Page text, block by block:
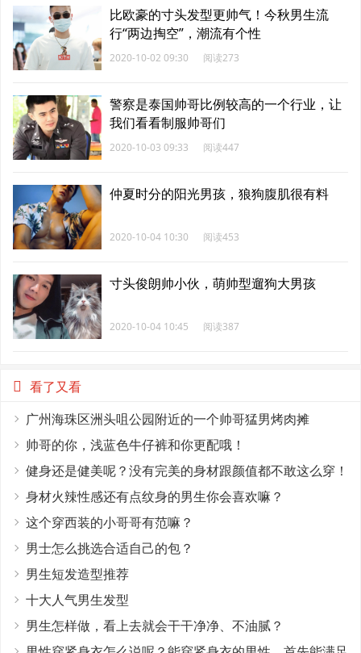
比欧豪的寸头发型更帅气！今秋男生流
行“两边掏空”，潮流有个性
2020-10-02 09:30 阅读273
警察是泰国帅哥比例较高的一个行业，让
我们看看制服帅哥们
2020-10-03 09:33 阅读447
仲夏时分的阳光男孩，狼狗腹肌很有料
2020-10-04 10:30 阅读453
寸头俊朗帅小伙，萌帅型遛狗大男孩
2020-10-04 10:45 阅读387
看了又看
广州海珠区洲头咀公园附近的一个帅哥猛男烤肉摊
帅哥的你，浅蓝色牛仔裤和你更配哦！
健身还是健美呢？没有完美的身材跟颜值都不敢这么穿！
身材火辣性感还有点纹身的男生你会喜欢嘛？
这个穿西装的小哥哥有范嘛？
男士怎么挑选合适自己的包？
男生短发造型推荐
十大人气男生发型
男生怎样做，看上去就会干干净净、不油腻？